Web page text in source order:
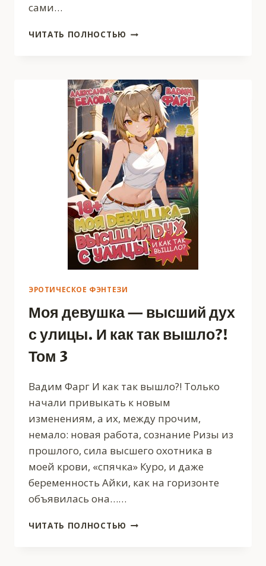
сами…
ЧИТАТЬ ПОЛНОСТЬЮ КАК
18+
ЭРОТИЧЕСКОЕ ФЭНТЕЗИ
Моя девушка — высший дух
с улицы. И как так вышло?!
Том 3
Вадим Фарг И как так вышло?! Только
начали привыкать к новым
изменениям, а их, между прочим,
немало: новая работа, сознание Ризы из
прошлого, сила высшего охотника в
моей крови, «спячка» Куро, и даже
беременность Айки, как на горизонте
объявилась она……
ЧИТАТЬ ПОЛНОСТЬЮ МОЯ